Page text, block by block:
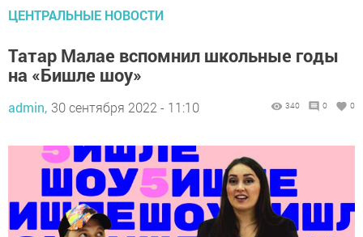
ЦЕНТРАЛЬНЫЕ НОВОСТИ
Татар Малае вспомнил школьные годы
на «Бишле шоу»
admin, 30 сентября 2022 - 11:10